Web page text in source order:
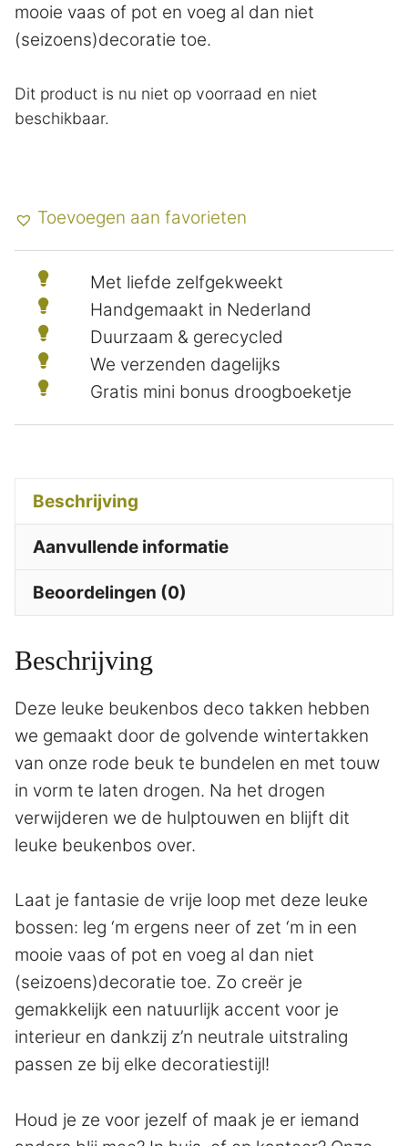
mooie vaas of pot en voeg al dan niet
(seizoens)decoratie toe.
Dit product is nu niet op voorraad en niet
beschikbaar.
Toevoegen aan favorieten
Met liefde zelfgekweekt
Handgemaakt in Nederland
Duurzaam & gerecycled
We verzenden dagelijks
Gratis mini bonus droogboeketje
Beschrijving
Aanvullende informatie
Beoordelingen (0)
Beschrijving
Deze leuke beukenbos deco takken hebben
we gemaakt door de golvende wintertakken
van onze rode beuk te bundelen en met touw
in vorm te laten drogen. Na het drogen
verwijderen we de hulptouwen en blijft dit
leuke beukenbos over.
Laat je fantasie de vrije loop met deze leuke
bossen: leg ‘m ergens neer of zet ‘m in een
mooie vaas of pot en voeg al dan niet
(seizoens)decoratie toe. Zo creër je
gemakkelijk een natuurlijk accent voor je
interieur en dankzij z’n neutrale uitstraling
passen ze bij elke decoratiestijl!
Houd je ze voor jezelf of maak je er iemand